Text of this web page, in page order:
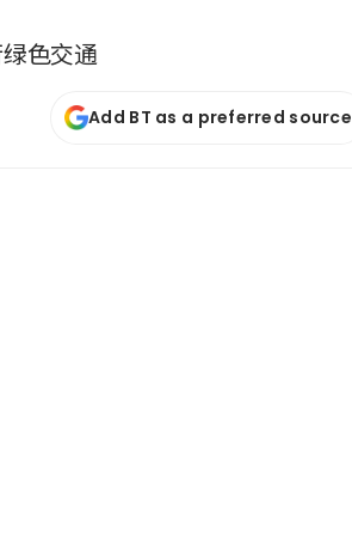
色交通
Add BT as a preferred source